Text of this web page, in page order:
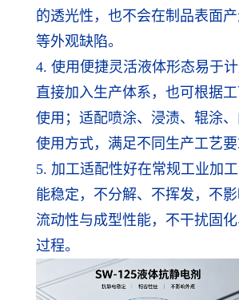
的透光性，也不会在制品表面
等外观缺陷。
4. 使用便捷灵活液体形态易于
直接加入生产体系，也可根据
使用；适配喷涂、浸渍、辊涂
使用方式，满足不同生产工艺要
5. 加工适配性好在常规工业加
能稳定，不分解、不挥发，不
流动性与成型性能，不干扰固
过程。